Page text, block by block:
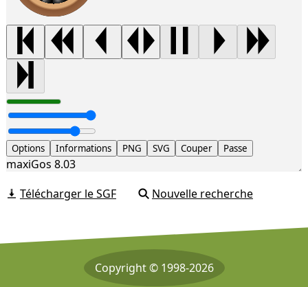
Options Informations PNG SVG Couper Passe
maxiGos 8.03
Télécharger le SGF
Nouvelle recherche
Copyright © 1998-2026